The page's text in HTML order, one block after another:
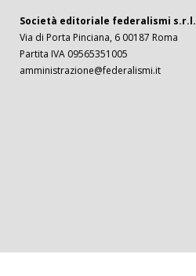
Società editoriale federalismi s.r.l.
Via di Porta Pinciana, 6 00187 Roma
Partita IVA 09565351005
amministrazione@federalismi.it